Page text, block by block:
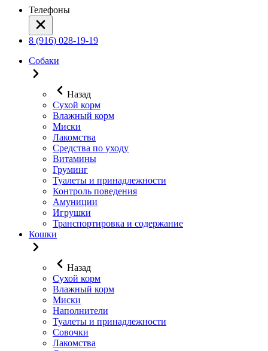
Телефоны
8 (916) 028-19-19
Собаки
Назад
Сухой корм
Влажный корм
Миски
Лакомства
Средства по уходу
Витамины
Груминг
Туалеты и принадлежности
Контроль поведения
Амуниции
Игрушки
Транспортировка и содержание
Кошки
Назад
Сухой корм
Влажный корм
Миски
Наполнители
Туалеты и принадлежности
Совочки
Лакомства